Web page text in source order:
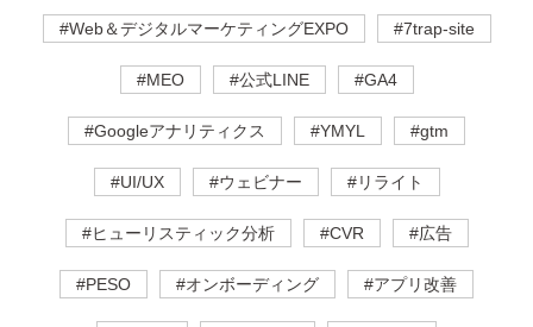
#Web＆デジタルマーケティングEXPO #7trap-site
#MEO #公式LINE #GA4
#Googleアナリティクス #YMYL #gtm
#UI/UX #ウェビナー #リライト
#ヒューリスティック分析 #CVR #広告
#PESO #オンボーディング #アプリ改善